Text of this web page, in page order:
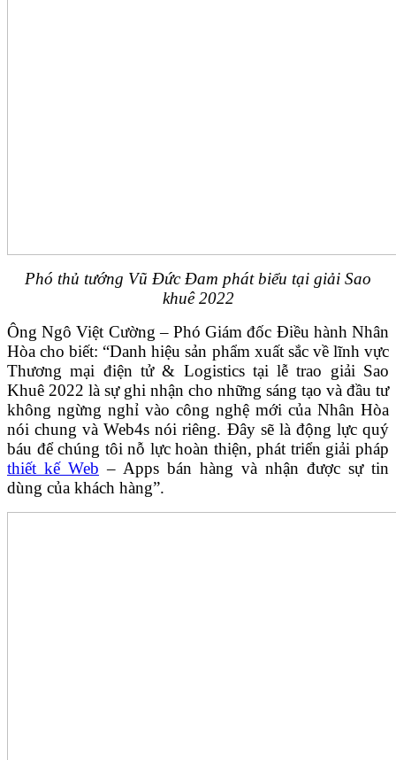
Phó thủ tướng Vũ Đức Đam phát biểu tại giải Sao
khuê 2022
Ông Ngô Việt Cường – Phó Giám đốc Điều hành Nhân
Hòa cho biết: “Danh hiệu sản phẩm xuất sắc về lĩnh vực
Thương mại điện tử & Logistics tại lễ trao giải Sao
Khuê 2022 là sự ghi nhận cho những sáng tạo và đầu tư
không ngừng nghỉ vào công nghệ mới của Nhân Hòa
nói chung và Web4s nói riêng. Đây sẽ là động lực quý
báu để chúng tôi nỗ lực hoàn thiện, phát triển giải pháp
thiết kế Web – Apps bán hàng và nhận được sự tin
dùng của khách hàng”.